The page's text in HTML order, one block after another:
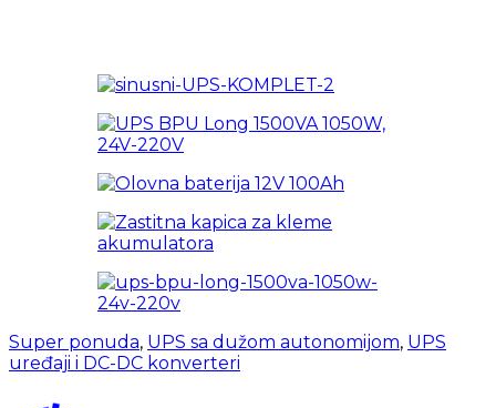
Super ponuda, UPS sa dužom autonomijom, UPS
uređaji i DC-DC konverteri